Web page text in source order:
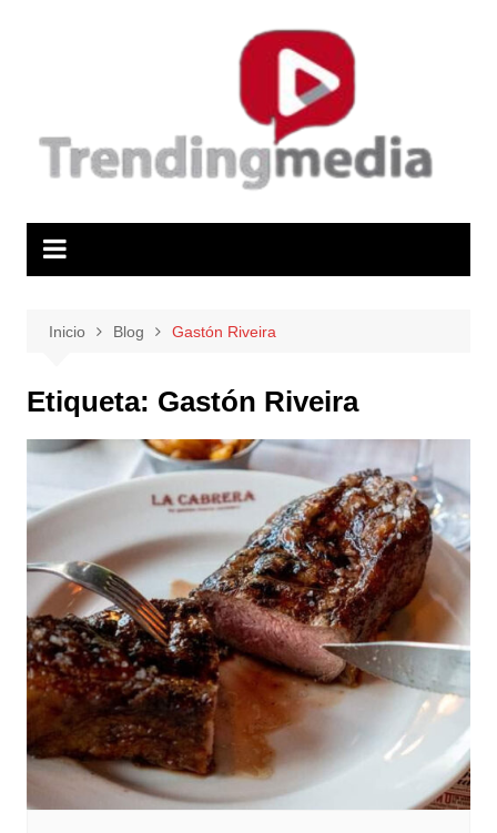
Inicio Blog Gastón Riveira
Etiqueta: Gastón Riveira